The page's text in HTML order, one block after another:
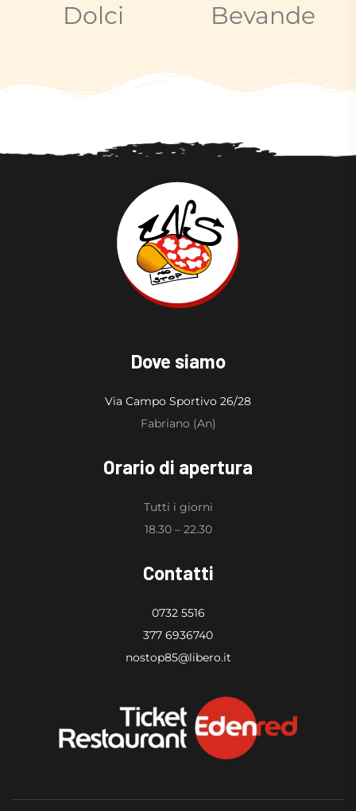
Dolci Bevande
Dove siamo
Via Campo Sportivo 26/28
Fabriano (An)
Orario di apertura
Tutti i giorni
18.30 – 22.30
Contatti
0732 5516
377 6936740
nostop85@libero.it